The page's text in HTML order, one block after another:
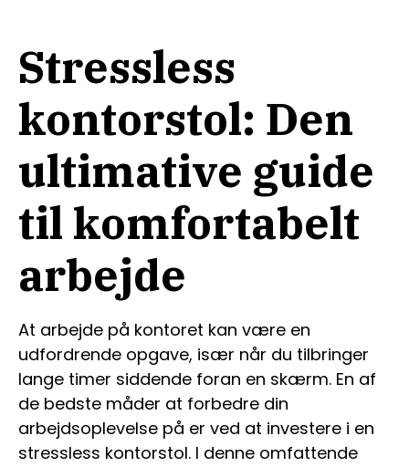
Stressless
kontorstol: Den
ultimative guide
til komfortabelt
arbejde
At arbejde på kontoret kan være en
udfordrende opgave, især når du tilbringer
lange timer siddende foran en skærm. En af
de bedste måder at forbedre din
arbejdsoplevelse på er ved at investere i en
stressless kontorstol. I denne omfattende